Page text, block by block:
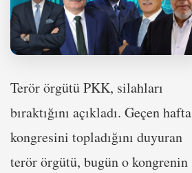
Terör örgütü PKK, silahları
bıraktığını açıkladı. Geçen hafta
kongresini topladığını duyuran
terör örgütü, bugün o kongrenin